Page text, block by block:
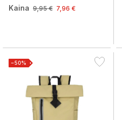
Kaina 9,95 € 7,96 €
−50%